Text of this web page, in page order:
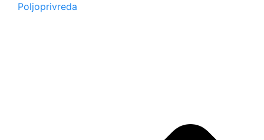
Poljoprivreda